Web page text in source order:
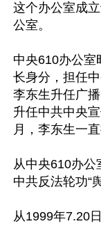
这个办公室成
公室。
中央610办公室
长身分，担任
李东生升任广
升任中共中央
月，李东生一
从中央610办公
中共反法轮功“
从1999年7.20